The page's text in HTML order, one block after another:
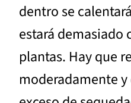
dentro se
estará demasiado
plantas. Hay que
moderadamente